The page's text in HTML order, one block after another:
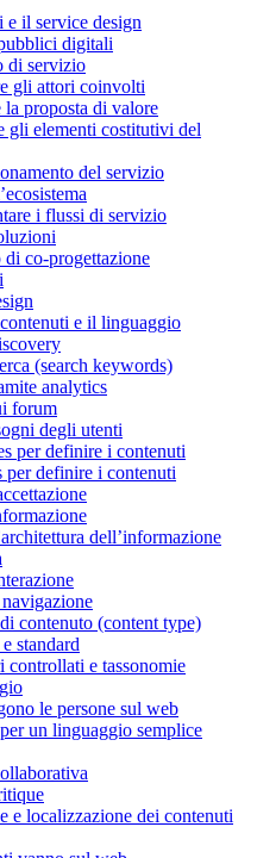
e il service design
digitali
di servizio
gli attori coinvolti
la proposta di valore
gli elementi costitutivi del
del servizio
i flussi di servizio
co-progettazione
e il linguaggio
(search keywords)
analytics
forum
degli utenti
per definire i contenuti
per definire i contenuti
dell’informazione
contenuto (content type)
standard
controllati e tassonomie
le persone sul web
un linguaggio semplice
e localizzazione dei contenuti